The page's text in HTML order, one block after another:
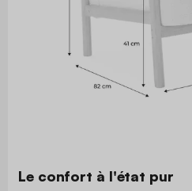
Le confort à l'état pur